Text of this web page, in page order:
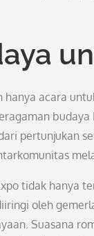
hanya acara
pertunjukan
tidak hanya
oleh
Suasana